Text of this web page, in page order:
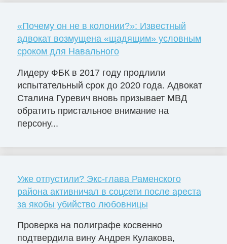
«Почему он не в колонии?»: Известный
адвокат возмущена «щадящим» условным
сроком для Навального
Лидеру ФБК в 2017 году продлили
испытательный срок до 2020 года. Адвокат
Сталина Гуревич вновь призывает МВД
обратить пристальное внимание на
персону...
Уже отпустили? Экс-глава Раменского
района активничал в соцсети после ареста
за якобы убийство любовницы
Проверка на полиграфе косвенно
подтвердила вину Андрея Кулакова,